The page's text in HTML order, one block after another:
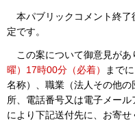
本パブリックコメント終
定です。
この案について御意見があ
曜）17時00分（必着）
まで
名称）、職業（法人その他
所、電話番号又は電子メー
により下記送付先に、お寄